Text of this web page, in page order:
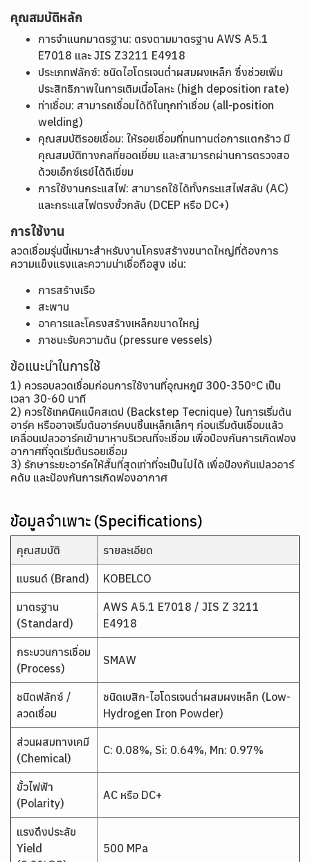
คุณสมบัติหลัก
การจำแนกมาตรฐาน: ตรงตามมาตรฐาน AWS A5.1
E7018 และ JIS Z3211 E4918
ประเภทฟลักซ์: ชนิดไฮโดรเจนต่ำผสมผงเหล็ก ซึ่งช่วยเพิ่ม
ประสิทธิภาพในการเติมเนื้อโลหะ (high deposition rate)
ท่าเชื่อม: สามารถเชื่อมได้ดีในทุกท่าเชื่อม (all-position
welding)
คุณสมบัติรอยเชื่อม: ให้รอยเชื่อมที่ทนทานต่อการแตกร้าว มี
คุณสมบัติทางกลที่ยอดเยี่ยม และสามารถผ่านการตรวจสอ
ด้วยเอ็กซ์เรย์ได้ดีเยี่ยม
การใช้งานกระแสไฟ: สามารถใช้ได้ทั้งกระแสไฟสลับ (AC)
และกระแสไฟตรงขั้วกลับ (DCEP หรือ DC+)
การใช้งาน
ลวดเชื่อมรุ่นนี้เหมาะสำหรับงานโครงสร้างขนาดใหญ่ที่ต้องการ
ความแข็งแรงและความน่าเชื่อถือสูง เช่น:
การสร้างเรือ
สะพาน
อาคารและโครงสร้างเหล็กขนาดใหญ่
ภาชนะรับความดัน (pressure vessels)
ข้อแนะนำในการใช้
1) ควรอบลวดเชื่อมก่อนการใช้งานที่อุณหภูมิ 300-350ºC เป็น
เวลา 30-60 นาที
2) ควรใช้เทคนิคแบ็คสเตป (Backstep Tecnique) ในการเริ่มต้น
อาร์ค หรืออาจเริ่มต้นอาร์คบนชิ้นเหล็กเล็กๆ ก่อนเริ่มต้นเชื่อมแล้ว
เคลื่อนเปลวอาร์คเข้ามาหาบริเวณที่จะเชื่อม เพื่อป้องกันการเกิดฟอง
อากาศที่จุดเริ่มต้นรอยเชื่อม
3) รักษาระยะอาร์คให้สั้นที่สุดเท่าที่จะเป็นไปได้ เพื่อป้องกันเปลวอาร์
คดับ และป้องกันการเกิดฟองอากาศ
ข้อมูลจำเพาะ (Specifications)
คุณสมบัติ รายละเอียด
แบรนด์ (Brand) KOBELCO
มาตรฐาน
(Standard)
AWS A5.1 E7018 / JIS Z 3211
E4918
กระบวนการเชื่อม
(Process)
SMAW
ชนิดฟลักซ์ /
ลวดเชื่อม
ชนิดเบสิก-ไฮโดรเจนต่ำผสมผงเหล็ก (Low-
Hydrogen Iron Powder)
ส่วนผสมทางเคมี
(Chemical)
C: 0.08%, Si: 0.64%, Mn: 0.97%
ขั้วไฟฟ้า
(Polarity)
AC หรือ DC+
แรงดึงประลัย
Yield
500 MPa